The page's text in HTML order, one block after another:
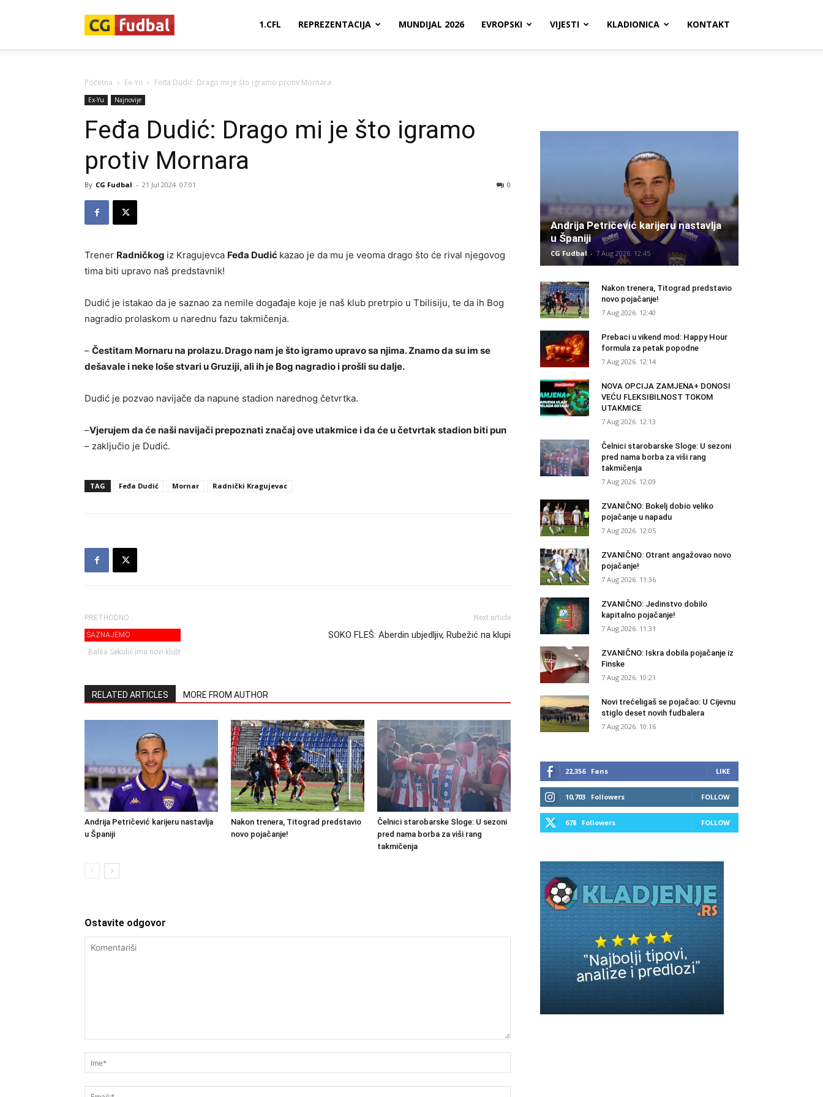
1.CFL REPREZENTACIJA MUNDIJAL 2026 EVROPSKI VIJESTI KLADIONICA KONTAKT
Početna Ex-Yu Feđa Dudić: Drago mi je što igramo protiv Mornara
Ex-Yu Najnovije
Feđa Dudić: Drago mi je što igramo
protiv Mornara
By CG Fudbal - 21 Jul 2024. 07:01 0
Trener Radničkog iz Kragujevca Feđa Dudić kazao je da mu je veoma drago što će rival njegovog
tima biti upravo naš predstavnik!
Dudić je istakao da je saznao za nemile događaje koje je naš klub pretrpio u Tbilisiju, te da ih Bog
nagradio prolaskom u narednu fazu takmičenja.
– Čestitam Mornaru na prolazu. Drago nam je što igramo upravo sa njima. Znamo da su im se
dešavale i neke loše stvari u Gruziji, ali ih je Bog nagradio i prošli su dalje.
Dudić je pozvao navijače da napune stadion narednog četvrtka.
–Vjerujem da će naši navijači prepoznati značaj ove utakmice i da će u četvrtak stadion biti pun
– zaključio je Dudić.
TAG Feđa Dudić Mornar Radnički Kragujevac
PRETHODNO
SAZNAJEMO
: Balša Sekulić ima novi klub!
Next article
SOKO FLEŠ: Aberdin ubjedljiv, Rubežić na klupi
RELATED ARTICLES MORE FROM AUTHOR
Andrija Petričević karijeru nastavlja
u Španiji
Nakon trenera, Titograd predstavio
novo pojačanje!
Čelnici starobarske Sloge: U sezoni
pred nama borba za viši rang
takmičenja
Ostavite odgovor
Andrija Petričević karijeru nastavlja
u Španiji
CG Fudbal - 7 Aug 2026. 12:45
Nakon trenera, Titograd predstavio
novo pojačanje!
7 Aug 2026. 12:40
Prebaci u vikend mod: Happy Hour
formula za petak popodne
7 Aug 2026. 12:14
NOVA OPCIJA ZAMJENA+ DONOSI
VEĆU FLEKSIBILNOST TOKOM
UTAKMICE
7 Aug 2026. 12:13
Čelnici starobarske Sloge: U sezoni
pred nama borba za viši rang
takmičenja
7 Aug 2026. 12:09
ZVANIČNO: Bokelj dobio veliko
pojačanje u napadu
7 Aug 2026. 12:05
ZVANIČNO: Otrant angažovao novo
pojačanje!
7 Aug 2026. 11:36
ZVANIČNO: Jedinstvo dobilo
kapitalno pojačanje!
7 Aug 2026. 11:31
ZVANIČNO: Iskra dobila pojačanje iz
Finske
7 Aug 2026. 10:21
Novi trećeligaš se pojačao: U Cijevnu
stiglo deset novih fudbalera
7 Aug 2026. 10:16
22,356 Fans LIKE
10,703 Followers FOLLOW
678 Followers FOLLOW